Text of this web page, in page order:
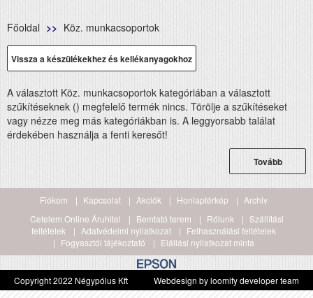
Főoldal Köz. munkacsoportok
Vissza a készülékekhez és kellékanyagokhoz
A választott Köz. munkacsoportok kategóriában a választott
szűkítéseknek () megfelelő termék nincs. Törölje a szűkítéseket
vagy nézze meg más kategóriákban is. A leggyorsabb találat
érdekében használja a fenti keresőt!
Tovább
Fiókom Kapcsolat Akciók Honlaptérkép
Archiv
Cetelem Online Áruhitel
Bemtató terem Rólunk
Szállítási
feltételek
Adatvédelmi nyilatkozat
Felhasználási feltételek
Fogyasztói tájékoztató
Elállási nyilatkozat minta
Copyright 2022 Négypólus Kft Webdesign by loomify developer team